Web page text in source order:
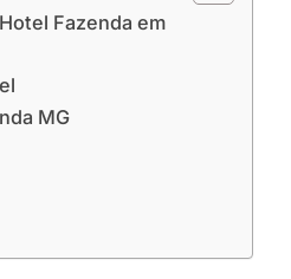
Fazenda em
MG